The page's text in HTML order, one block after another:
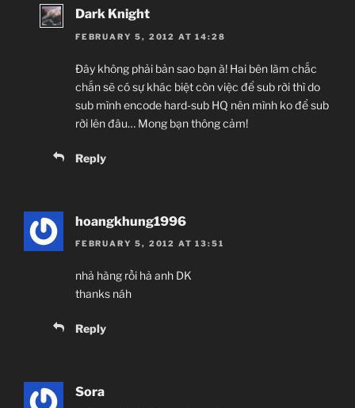
Dark Knight
FEBRUARY 5, 2012 AT 14:28
Đây không phải bản sao bạn à! Hai bên làm chắc
chắn sẽ có sự khác biệt còn việc để sub rời thì do
sub mình encode hard-sub HQ nên mình ko để sub
rời lên đâu… Mong bạn thông cảm!
Reply
hoangkhung1996
FEBRUARY 5, 2012 AT 13:51
nhả hàng rồi hả anh DK
thanks náh
Reply
Sora